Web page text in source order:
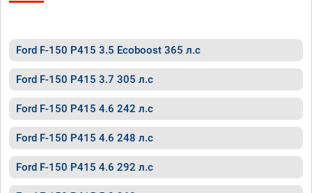
Ford F-150 P415 3.5 Ecoboost 365 л.с
Ford F-150 P415 3.7 305 л.с
Ford F-150 P415 4.6 242 л.с
Ford F-150 P415 4.6 248 л.с
Ford F-150 P415 4.6 292 л.с